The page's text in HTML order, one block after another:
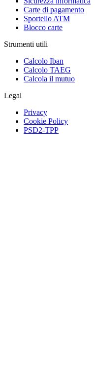
Carte di pagamento
Sportello ATM
Blocco carte
Strumenti utili
Calcolo Iban
Calcolo TAEG
Calcola il mutuo
Legal
Privacy
Cookie Policy
PSD2-TPP